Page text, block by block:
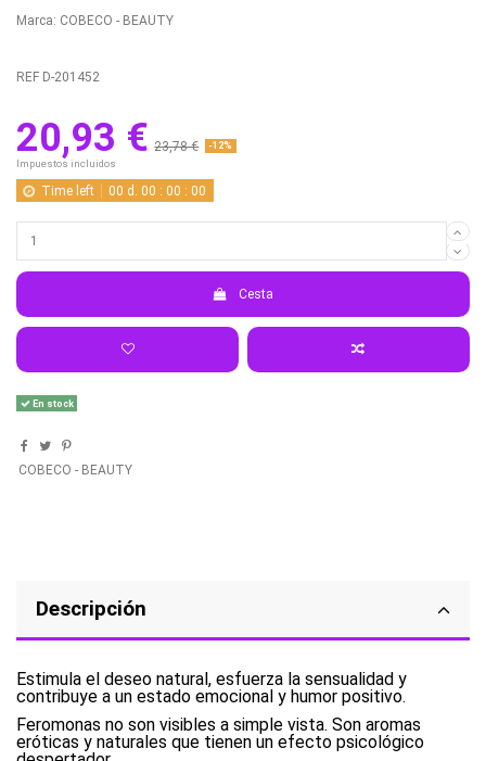
Marca: COBECO - BEAUTY
REF D-201452
20,93 € 23,78 € -12%
Impuestos incluidos
Time left 00 d. 00 :00 :00
Cesta
En stock
COBECO - BEAUTY
Descripción
Estimula el deseo natural, esfuerza la sensualidad y
contribuye a un estado emocional y humor positivo.
Feromonas no son visibles a simple vista. Son aromas
eróticas y naturales que tienen un efecto psicológico